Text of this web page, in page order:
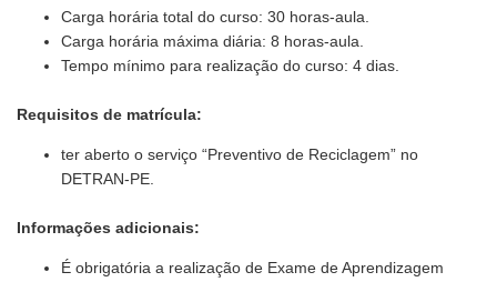
Carga horária total do curso: 30 horas-aula.
Carga horária máxima diária: 8 horas-aula.
Tempo mínimo para realização do curso: 4 dias.
Requisitos de matrícula:
ter aberto o serviço “Preventivo de Reciclagem” no
DETRAN-PE.
Informações adicionais:
É obrigatória a realização de Exame de Aprendizagem